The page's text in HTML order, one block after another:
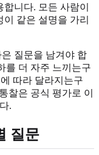
니다. 모든 사람이
같은 설명을 가리
질문을 남겨야 합
를 더 자주 느끼는구
따라 달라지는구
찰은 공식 평가로 이
.
질문